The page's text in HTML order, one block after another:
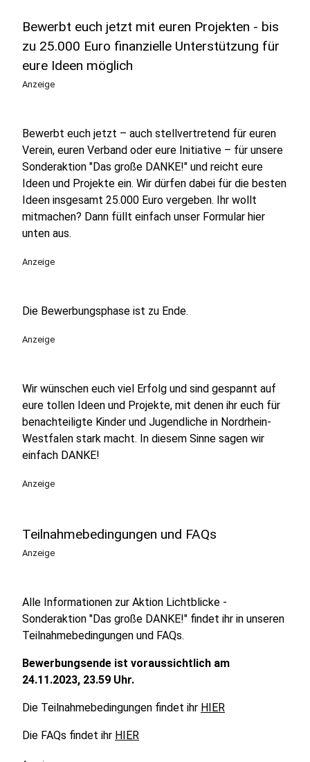
Bewerbt euch jetzt mit euren Projekten - bis
zu 25.000 Euro finanzielle Unterstützung für
eure Ideen möglich
Anzeige
Bewerbt euch jetzt – auch stellvertretend für euren
Verein, euren Verband oder eure Initiative – für unsere
Sonderaktion "Das große DANKE!" und reicht eure
Ideen und Projekte ein. Wir dürfen dabei für die besten
Ideen insgesamt 25.000 Euro vergeben. Ihr wollt
mitmachen? Dann füllt einfach unser Formular hier
unten aus.
Anzeige
Die Bewerbungsphase ist zu Ende.
Anzeige
Wir wünschen euch viel Erfolg und sind gespannt auf
eure tollen Ideen und Projekte, mit denen ihr euch für
benachteiligte Kinder und Jugendliche in Nordrhein-
Westfalen stark macht. In diesem Sinne sagen wir
einfach DANKE!
Anzeige
Teilnahmebedingungen und FAQs
Anzeige
Alle Informationen zur Aktion Lichtblicke -
Sonderaktion "Das große DANKE!" findet ihr in unseren
Teilnahmebedingungen und FAQs.
Bewerbungsende ist voraussichtlich am
24.11.2023, 23.59 Uhr.
Die Teilnahmebedingungen findet ihr HIER
Die FAQs findet ihr HIER